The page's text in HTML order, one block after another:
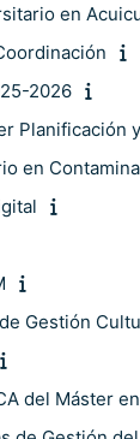
en
2026
Planificación
en
Gestión
del Máster